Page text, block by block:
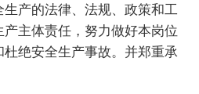
产的法律、法规、政策和工
主体责任，努力做好本岗位
绝安全生产事故。并郑重承